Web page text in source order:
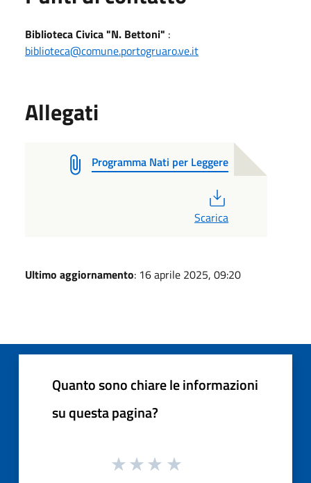
Biblioteca Civica "N. Bettoni" :
biblioteca@comune.portogruaro.ve.it
Allegati
Programma Nati per Leggere
Scarica
Ultimo aggiornamento: 16 aprile 2025, 09:20
Quanto sono chiare le informazioni
su questa pagina?